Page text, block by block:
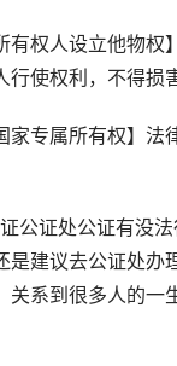
权人设立他物权
使权利，不得损
属所有权】法
证处公证有没法
是建议去公证处
关系到很多人的